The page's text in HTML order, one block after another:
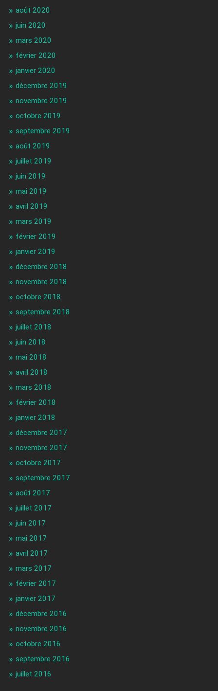
août 2020
juin 2020
mars 2020
février 2020
janvier 2020
décembre 2019
novembre 2019
octobre 2019
septembre 2019
août 2019
juillet 2019
juin 2019
mai 2019
avril 2019
mars 2019
février 2019
janvier 2019
décembre 2018
novembre 2018
octobre 2018
septembre 2018
juillet 2018
juin 2018
mai 2018
avril 2018
mars 2018
février 2018
janvier 2018
décembre 2017
novembre 2017
octobre 2017
septembre 2017
août 2017
juillet 2017
juin 2017
mai 2017
avril 2017
mars 2017
février 2017
janvier 2017
décembre 2016
novembre 2016
octobre 2016
septembre 2016
juillet 2016